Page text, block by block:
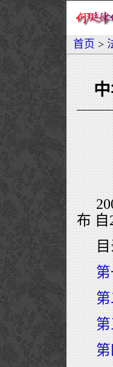
首页 >
布 自